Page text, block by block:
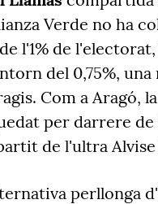
Verde no ha
l'1% de
del 0,75%, una
Com a Aragó,
per darrere de
de l'ultra Alvise
perllonga